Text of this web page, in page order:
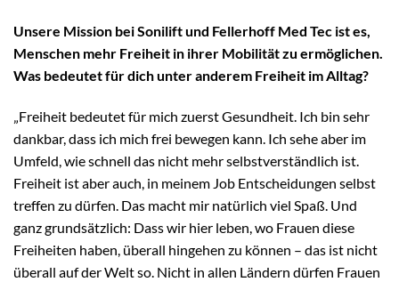
Unsere Mission bei Sonilift und Fellerhoff Med Tec ist es,
Menschen mehr Freiheit in ihrer Mobilität zu ermöglichen.
Was bedeutet für dich unter anderem Freiheit im Alltag?
„Freiheit bedeutet für mich zuerst Gesundheit. Ich bin sehr
dankbar, dass ich mich frei bewegen kann. Ich sehe aber im
Umfeld, wie schnell das nicht mehr selbstverständlich ist.
Freiheit ist aber auch, in meinem Job Entscheidungen selbst
treffen zu dürfen. Das macht mir natürlich viel Spaß. Und
ganz grundsätzlich: Dass wir hier leben, wo Frauen diese
Freiheiten haben, überall hingehen zu können – das ist nicht
überall auf der Welt so. Nicht in allen Ländern dürfen Frauen